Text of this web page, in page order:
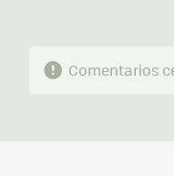
Comentarios